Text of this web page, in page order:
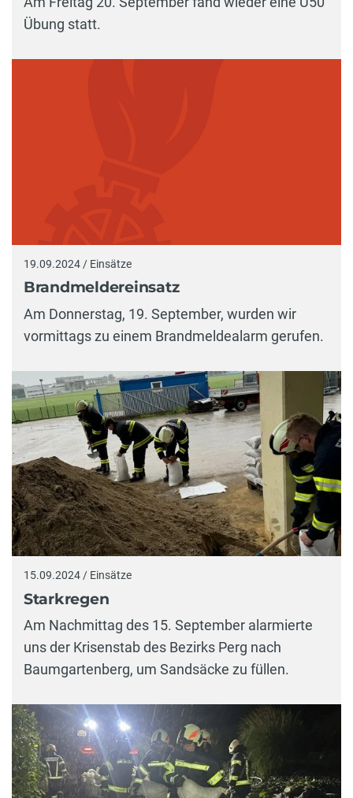
Übung statt.
19.09.2024 / Einsätze
Brandmeldereinsatz
Am Donnerstag, 19. September, wurden wir
vormittags zu einem Brandmeldealarm gerufen.
15.09.2024 / Einsätze
Starkregen
Am Nachmittag des 15. September alarmierte
uns der Krisenstab des Bezirks Perg nach
Baumgartenberg, um Sandsäcke zu füllen.